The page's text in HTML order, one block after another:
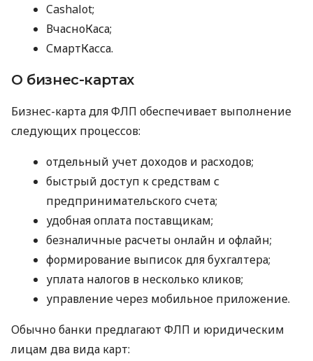
Cashalot;
ВчасноКаса;
СмартКасса.
О бизнес-картах
Бизнес-карта для ФЛП обеспечивает выполнение
следующих процессов:
отдельный учет доходов и расходов;
быстрый доступ к средствам с
предпринимательского счета;
удобная оплата поставщикам;
безналичные расчеты онлайн и офлайн;
формирование выписок для бухгалтера;
уплата налогов в несколько кликов;
управление через мобильное приложение.
Обычно банки предлагают ФЛП и юридическим
лицам два вида карт: